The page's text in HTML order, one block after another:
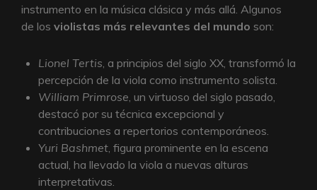
instrumento en la música clásica y más allá. Algunos
de los violistas más relevantes del mundo son:
Lionel Tertis , a principios del siglo XX, transformó la
percepción de la viola como instrumento solista.
William Primrose , un virtuoso del siglo pasado,
destacó por su técnica excepcional y
contribuciones a repertorios contemporáneos.
Yuri Bashmet , figura prominente en la escena
actual, ha llevado la viola a nuevas alturas
interpretativas.